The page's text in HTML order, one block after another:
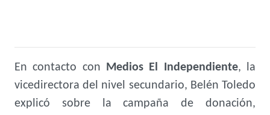
En contacto con Medios El Independiente, la
vicedirectora del nivel secundario, Belén Toledo
explicó sobre la campaña de donación,